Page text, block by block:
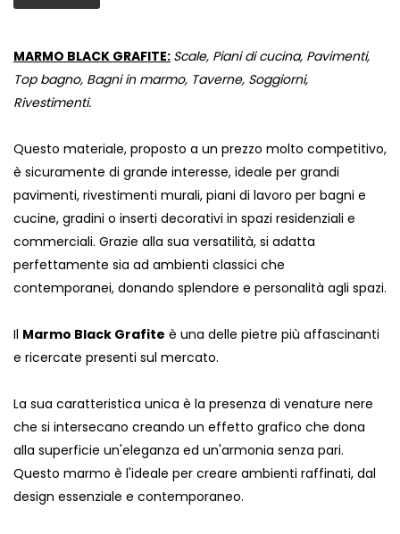
MARMO BLACK GRAFITE: Scale, Piani di cucina, Pavimenti,
Top bagno, Bagni in marmo, Taverne, Soggiorni,
Rivestimenti.
Questo materiale, proposto a un prezzo molto competitivo,
è sicuramente di grande interesse, ideale per grandi
pavimenti, rivestimenti murali, piani di lavoro per bagni e
cucine, gradini o inserti decorativi in ​​spazi residenziali e
commerciali. Grazie alla sua versatilità, si adatta
perfettamente sia ad ambienti classici che
contemporanei, donando splendore e personalità agli spazi.
Il Marmo Black Grafite è una delle pietre più affascinanti
e ricercate presenti sul mercato.
La sua caratteristica unica è la presenza di venature nere
che si intersecano creando un effetto grafico che dona
alla superficie un'eleganza ed un'armonia senza pari.
Questo marmo è l'ideale per creare ambienti raffinati, dal
design essenziale e contemporaneo.